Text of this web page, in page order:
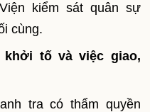
kiểm sát quân sự
cùng.
tố và việc giao,
tra có thẩm quyền